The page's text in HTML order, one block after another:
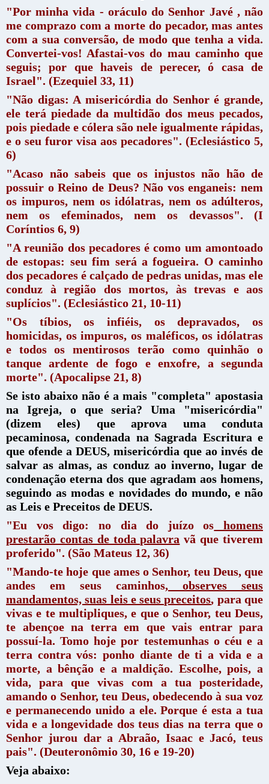
"Por minha vida - oráculo do Senhor Javé , não
me comprazo com a morte do pecador, mas antes
com a sua conversão, de modo que tenha a vida.
Convertei-vos! Afastai-vos do mau caminho que
seguis; por que haveis de perecer, ó casa de
Israel". (Ezequiel 33, 11)
"Não digas: A misericórdia do Senhor é grande,
ele terá piedade da multidão dos meus pecados,
pois piedade e cólera são nele igualmente rápidas,
e o seu furor visa aos pecadores". (Eclesiástico 5,
6)
"Acaso não sabeis que os injustos não hão de
possuir o Reino de Deus? Não vos enganeis: nem
os impuros, nem os idólatras, nem os adúlteros,
nem os efeminados, nem os devassos". (I
Coríntios 6, 9)
"A reunião dos pecadores é como um amontoado
de estopas: seu fim será a fogueira. O caminho
dos pecadores é calçado de pedras unidas, mas ele
conduz à região dos mortos, às trevas e aos
suplícios". (Eclesiástico 21, 10-11)
"Os tíbios, os infiéis, os depravados, os
homicidas, os impuros, os maléficos, os idólatras
e todos os mentirosos terão como quinhão o
tanque ardente de fogo e enxofre, a segunda
morte". (Apocalipse 21, 8)
Se isto abaixo não é a mais "completa" apostasia
na Igreja, o que seria? Uma "misericórdia"
(dizem eles) que aprova uma conduta
pecaminosa, condenada na Sagrada Escritura e
que ofende a DEUS, misericórdia que ao invés de
salvar as almas, as conduz ao inverno, lugar de
condenação eterna dos que agradam aos homens,
seguindo as modas e novidades do mundo, e não
as Leis e Preceitos de DEUS.
"Eu vos digo: no dia do juízo os homens
prestarão contas de toda palavra vã que tiverem
proferido". (São Mateus 12, 36)
"Mando-te hoje que ames o Senhor, teu Deus, que
andes em seus caminhos, observes seus
mandamentos, suas leis e seus preceitos, para que
vivas e te multipliques, e que o Senhor, teu Deus,
te abençoe na terra em que vais entrar para
possuí-la. Tomo hoje por testemunhas o céu e a
terra contra vós: ponho diante de ti a vida e a
morte, a bênção e a maldição. Escolhe, pois, a
vida, para que vivas com a tua posteridade,
amando o Senhor, teu Deus, obedecendo à sua voz
e permanecendo unido a ele. Porque é esta a tua
vida e a longevidade dos teus dias na terra que o
Senhor jurou dar a Abraão, Isaac e Jacó, teus
pais". (Deuteronômio 30, 16 e 19-20)
Veja abaixo: